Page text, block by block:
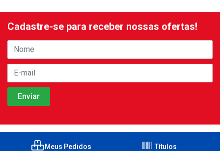
Cadastre-se para receber nossas ofertas!
Meus Pedidos Títulos